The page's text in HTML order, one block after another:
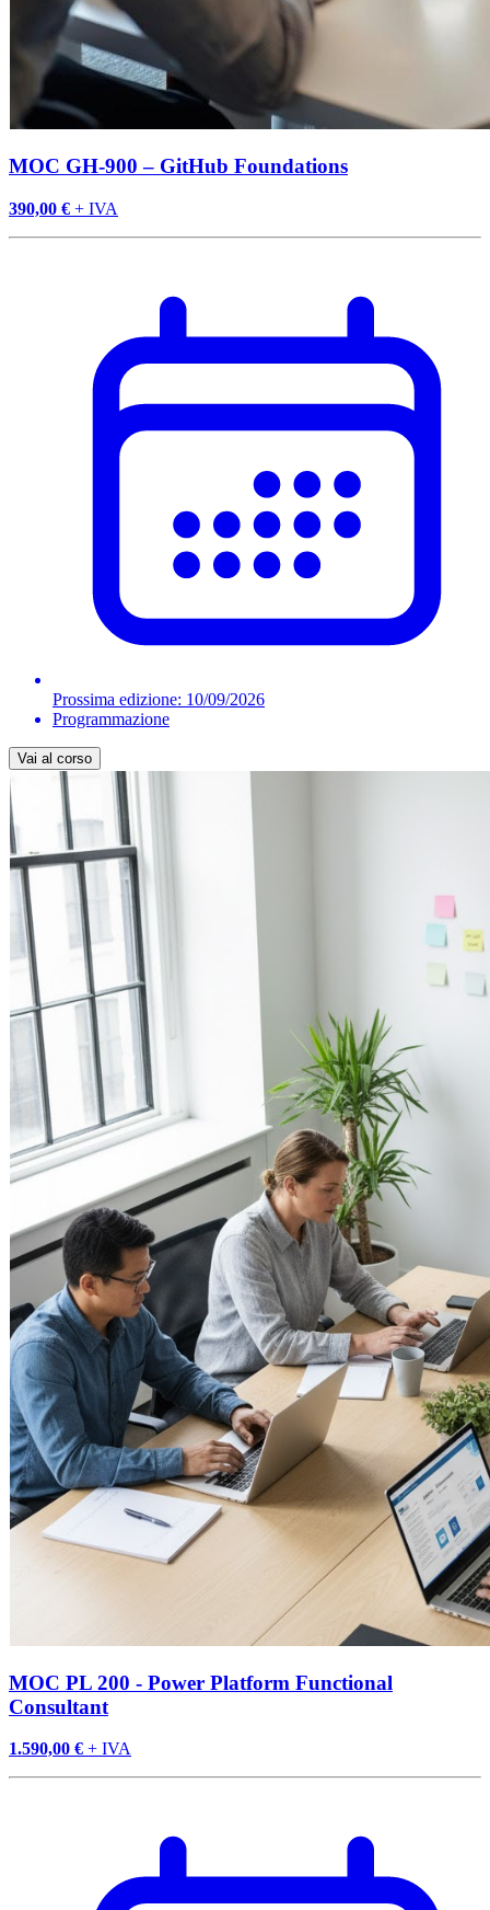
MOC GH-900 – GitHub Foundations
390,00 € + IVA
Prossima edizione: 10/09/2026
Programmazione
Vai al corso
MOC PL 200 - Power Platform Functional
Consultant
1.590,00 € + IVA